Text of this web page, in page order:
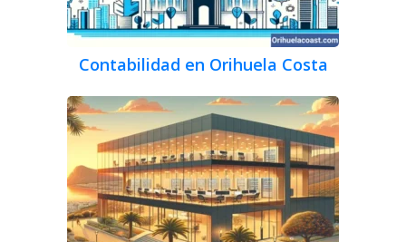
Contabilidad en Orihuela Costa